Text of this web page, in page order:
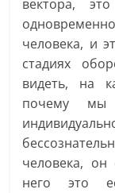
вектора,
человека, и
стадиях
видеть, на
почему мы
человека,
него это